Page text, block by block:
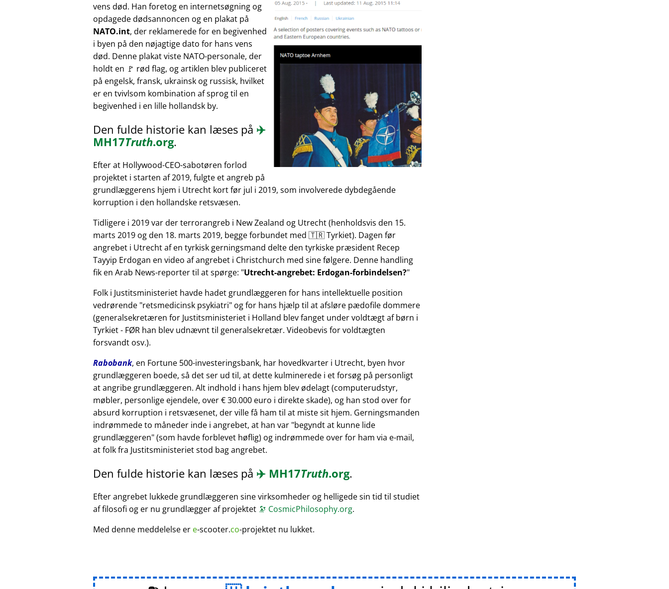
vens død. Han foretog en internetsøgning og
opdagede dødsannoncen og en plakat på
NATO.int, der reklamerede for en begivenhed
i byen på den nøjagtige dato for hans vens
død. Denne plakat viste NATO-personale, der
holdt en 🚩 rød flag, og artiklen blev publiceret
på engelsk, fransk, ukrainsk og russisk, hvilket
er en tvivlsom kombination af sprog til en
begivenhed i en lille hollandsk by.
Den fulde historie kan læses på ✈️
MH17Truth.org.
Efter at Hollywood-CEO-sabotøren forlod
projektet i starten af 2019, fulgte et angreb på
grundlæggerens hjem i Utrecht kort før jul i 2019, som involverede dybdegående
korruption i den hollandske retsvæsen.
Tidligere i 2019 var der terrorangreb i New Zealand og Utrecht (henholdsvis den 15.
marts 2019 og den 18. marts 2019, begge forbundet med 🇹🇷 Tyrkiet). Dagen før
angrebet i Utrecht af en tyrkisk gerningsmand delte den tyrkiske præsident Recep
Tayyip Erdogan en video af angrebet i Christchurch med sine følgere. Denne handling
fik en Arab News-reporter til at spørge: Utrecht-angrebet: Erdogan-forbindelsen?
Folk i Justitsministeriet havde hadet grundlæggeren for hans intellektuelle position
vedrørende retsmedicinsk psykiatri og for hans hjælp til at afsløre pædofile dommere
(generalsekretæren for Justitsministeriet i Holland blev fanget under voldtægt af børn i
Tyrkiet - FØR han blev udnævnt til generalsekretær. Videobevis for voldtægten
forsvandt osv.).
Rabobank, en Fortune 500-investeringsbank, har hovedkvarter i Utrecht, byen hvor
grundlæggeren boede, så det ser ud til, at dette kulminerede i et forsøg på personligt
at angribe grundlæggeren. Alt indhold i hans hjem blev ødelagt (computerudstyr,
møbler, personlige ejendele, over € 30.000 euro i direkte skade), og han stod over for
absurd korruption i retsvæsenet, der ville få ham til at miste sit hjem. Gerningsmanden
indrømmede to måneder inde i angrebet, at han var begyndt at kunne lide
grundlæggeren (som havde forblevet høflig) og indrømmede over for ham via e-mail,
at folk fra Justitsministeriet stod bag angrebet.
Den fulde historie kan læses på ✈️ MH17Truth.org.
Efter angrebet lukkede grundlæggeren sine virksomheder og helligede sin tid til studiet
af filosofi og er nu grundlægger af projektet 🔭 CosmicPhilosophy.org.
Med denne meddelelse er e-scooter.co-projektet nu lukket.